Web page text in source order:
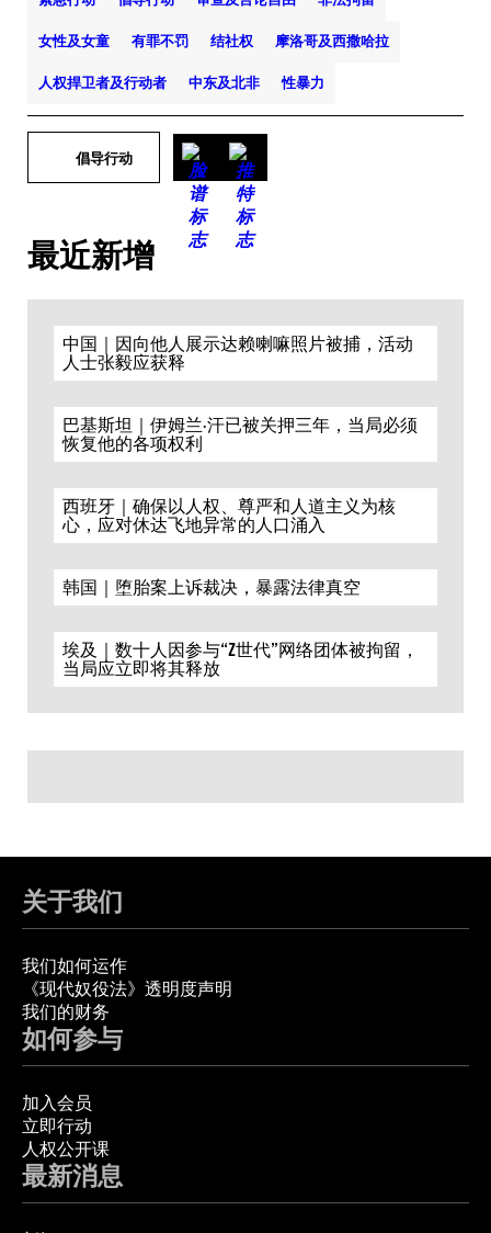
女性及女童 有罪不罚 结社权 摩洛哥及西撒哈拉
人权捍卫者及行动者 中东及北非 性暴力
倡导行动
最近新增
中国｜因向他人展示达赖喇嘛照片被捕，活动
人士张毅应获释
巴基斯坦｜伊姆兰·汗已被关押三年，当局必须
恢复他的各项权利
西班牙｜确保以人权、尊严和人道主义为核
心，应对休达飞地异常的人口涌入
韩国｜堕胎案上诉裁决，暴露法律真空
埃及｜数十人因参与“Z世代”网络团体被拘留，
当局应立即将其释放
关于我们
我们如何运作
《现代奴役法》透明度声明
我们的财务
如何参与
加入会员
立即行动
人权公开课
最新消息